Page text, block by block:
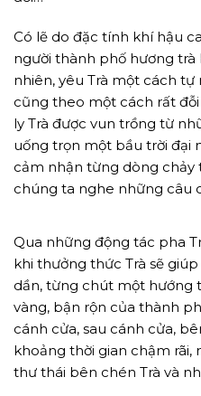
Có lẽ do đặc tính khí hậu
người thành phố hương trà
nhiên, yêu Trà một cách tự
cũng theo một cách rất
ly Trà được vun trồng từ
uống trọn một bầu trời đại
cảm nhận từng dòng chảy
chúng ta nghe những câu
Qua những động tác pha
khi thưởng thức Trà sẽ
dần, từng chút một hướng
vàng, bận rộn của thành
cánh cửa, sau cánh cửa,
khoảng thời gian chậm
thư thái bên chén Trà và